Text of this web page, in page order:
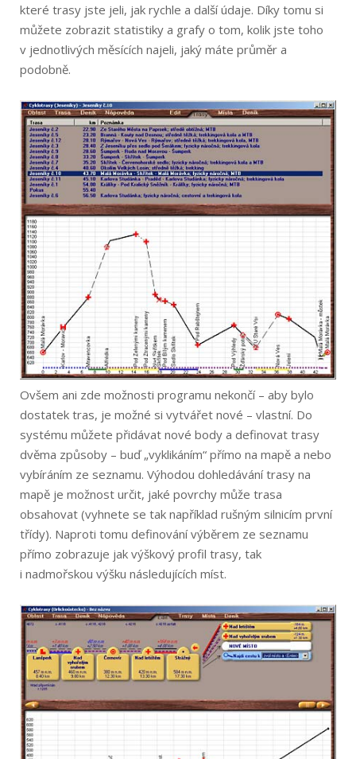
které trasy jste jeli, jak rychle a další údaje. Díky tomu si
můžete zobrazit statistiky a grafy o tom, kolik jste toho
v jednotlivých měsících najeli, jaký máte průměr a
podobně.
Ovšem ani zde možnosti programu nekončí – aby bylo
dostatek tras, je možné si vytvářet nové – vlastní. Do
systému můžete přidávat nové body a definovat trasy
dvěma způsoby – buď „vyklikáním“ přímo na mapě a nebo
vybíráním ze seznamu. Výhodou dohledávání trasy na
mapě je možnost určit, jaké povrchy může trasa
obsahovat (vyhnete se tak například rušným silnicím první
třídy). Naproti tomu definování výběrem ze seznamu
přímo zobrazuje jak výškový profil trasy, tak
i nadmořskou výšku následujících míst.